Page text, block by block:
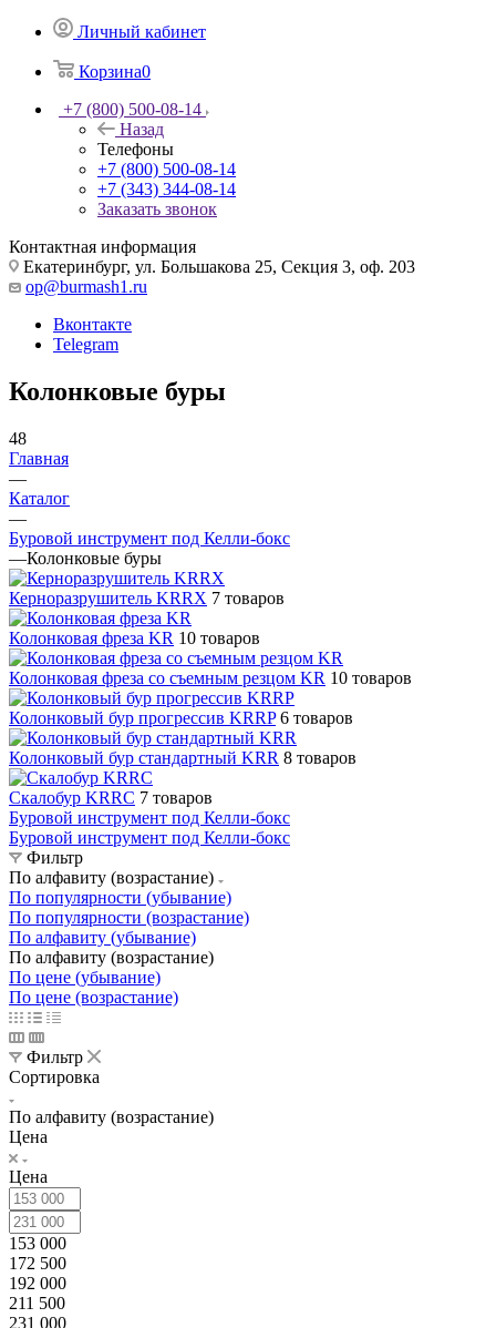
Личный кабинет
Корзина0
+7 (800) 500-08-14
Назад
Телефоны
+7 (800) 500-08-14
+7 (343) 344-08-14
Заказать звонок
Контактная информация
Екатеринбург, ул. Большакова 25, Секция 3, оф. 203
op@burmash1.ru
Вконтакте
Telegram
Колонковые буры
48
Главная
—
Каталог
—
Буровой инструмент под Келли-бокс
—Колонковые буры
Керноразрушитель KRRX 7 товаров
Колонковая фреза KR 10 товаров
Колонковая фреза со съемным резцом KR 10 товаров
Колонковый бур прогрессив KRRP 6 товаров
Колонковый бур стандартный KRR 8 товаров
Скалобур KRRC 7 товаров
Буровой инструмент под Келли-бокс
Буровой инструмент под Келли-бокс
Фильтр
По алфавиту (возрастание)
По популярности (убывание)
По популярности (возрастание)
По алфавиту (убывание)
По алфавиту (возрастание)
По цене (убывание)
По цене (возрастание)
Фильтр
Сортировка
По алфавиту (возрастание)
Цена
Цена
153 000
172 500
192 000
211 500
231 000